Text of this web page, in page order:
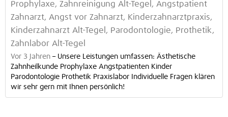
Prophylaxe, Zahnreinigung Alt-Tegel, Angstpatient
Zahnarzt, Angst vor Zahnarzt, Kinderzahnarztpraxis,
Kinderzahnarzt Alt-Tegel, Parodontologie, Prothetik,
Zahnlabor Alt-Tegel
Vor 3 Jahren – Unsere Leistungen umfassen: Ästhetische
Zahnheilkunde Prophylaxe Angstpatienten Kinder
Parodontologie Prothetik Praxislabor Individuelle Fragen klären
wir sehr gern mit Ihnen persönlich!